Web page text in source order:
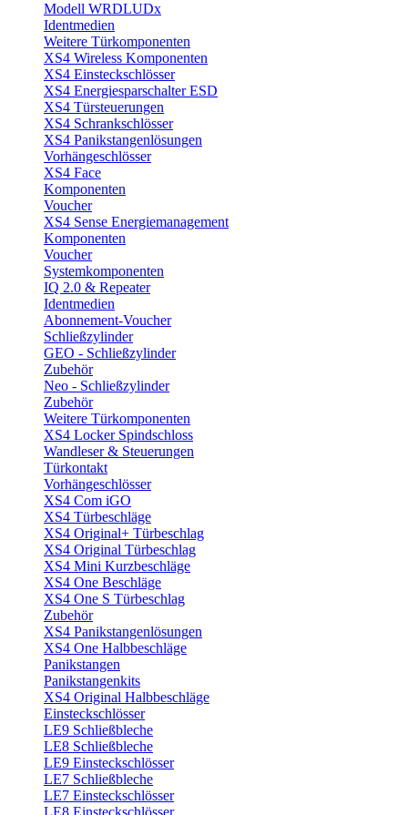
Modell WRDLUDx
Identmedien
Weitere Türkomponenten
XS4 Wireless Komponenten
XS4 Einsteckschlösser
XS4 Energiesparschalter ESD
XS4 Türsteuerungen
XS4 Schrankschlösser
XS4 Panikstangenlösungen
Vorhängeschlösser
XS4 Face
Komponenten
Voucher
XS4 Sense Energiemanagement
Komponenten
Voucher
Systemkomponenten
IQ 2.0 & Repeater
Identmedien
Abonnement-Voucher
Schließzylinder
GEO - Schließzylinder
Zubehör
Neo - Schließzylinder
Zubehör
Weitere Türkomponenten
XS4 Locker Spindschloss
Wandleser & Steuerungen
Türkontakt
Vorhängeschlösser
XS4 Com iGO
XS4 Türbeschläge
XS4 Original+ Türbeschlag
XS4 Original Türbeschlag
XS4 Mini Kurzbeschläge
XS4 One Beschläge
XS4 One S Türbeschlag
Zubehör
XS4 Panikstangenlösungen
XS4 One Halbbeschläge
Panikstangen
Panikstangenkits
XS4 Original Halbbeschläge
Einsteckschlösser
LE9 Schließbleche
LE8 Schließbleche
LE9 Einsteckschlösser
LE7 Schließbleche
LE7 Einsteckschlösser
LE8 Einsteckschlösser